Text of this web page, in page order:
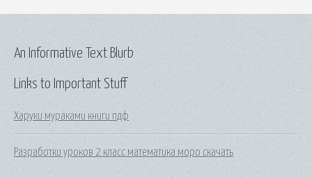
Links to Important Stuff
Харуки мураками книги пдф
Разработки уроков 2 класс математика моро скачать
An Informative Text Blurb